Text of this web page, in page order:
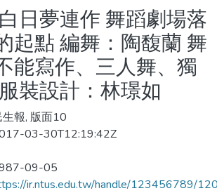
日夢連作 舞蹈劇場落
起點 編舞：陶馥蘭 舞
能寫作、三人舞、獨
裝設計：林璟如
生報, 版面10
03-30T12:19:42Z
09-05
ir.ntus.edu.tw/handle/123456789/